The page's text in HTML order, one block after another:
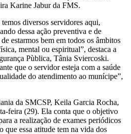
Karine Jabur da FMS.
diversos servidores aqui,
dessa ação preventiva e de
estarmos bem em todos os âmbitos
mental ou espiritual”, destaca a
Pùblica, Tânia Sviercoski.
que o servidor esteja com a saúde
do atendimento ao munícipe”,
da SMCSP, Keila Garcia Rocha,
feira (29). Ela conta que o objetivo
a realização de exames periódicos
que essa atitude tem na vida dos